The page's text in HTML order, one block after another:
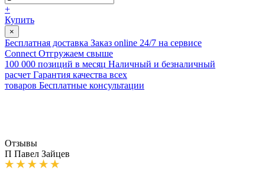
+
Купить
×
Бесплатная доставка Заказ online 24/7 на сервисе
Connect Отгружаем свыше
100 000 позиций в месяц Наличный и безналичный
расчет Гарантия качества всех
товаров Бесплатные консультации
Отзывы
П Павел Зайцев